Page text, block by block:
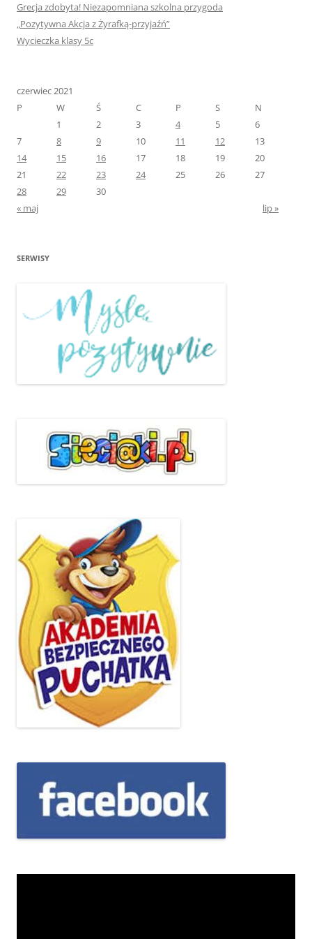
Grecja zdobyta! Niezapomniana szkolna przygoda
„Pozytywna Akcja z Żyrafką-przyjaźń”
Wycieczka klasy 5c
czerwiec 2021
P
W Ś C P S
N
1
2 3 4 5
6
7
8 9 10 11 12
13
14
15 16 17 18 19
20
21
22 23 24 25 26
27
28
29
30
« maj
lip »
SERWISY
Odtwarzacz